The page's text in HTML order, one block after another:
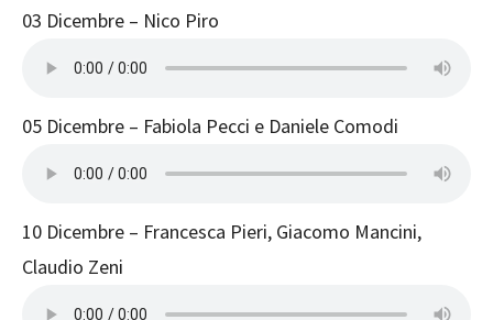
03 Dicembre – Nico Piro
05 Dicembre – Fabiola Pecci e Daniele Comodi
10 Dicembre – Francesca Pieri, Giacomo Mancini,
Claudio Zeni